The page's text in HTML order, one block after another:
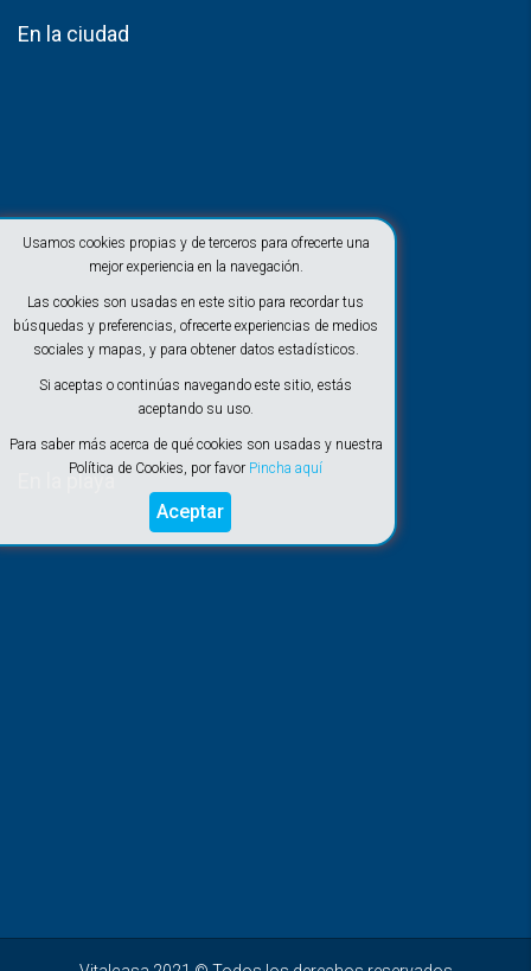
Usamos cookies propias y de terceros para ofrecerte una
mejor experiencia en la navegación.
Las cookies son usadas en este sitio para recordar tus
búsquedas y preferencias, ofrecerte experiencias de medios
sociales y mapas, y para obtener datos estadísticos.
Si aceptas o continúas navegando este sitio, estás
aceptando su uso.
Para saber más acerca de qué cookies son usadas y nuestra
Política de Cookies, por favor Pincha aquí
Aceptar
En la ciudad
En la playa